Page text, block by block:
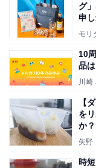
グ
申
モリ
10
品
川崎
【
を
か？
矢野
時